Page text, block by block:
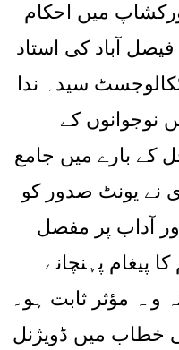
میں احکام
آباد کی استاد
سیدہ ندا
نوجوانوں کے
کے بارے میں جامع
نے یونٹ صدور کو
آداب پر مفصل
کا پیغام پہنچانے
و ہ مؤثر ثابت ہو۔
خطاب میں ڈویژنل